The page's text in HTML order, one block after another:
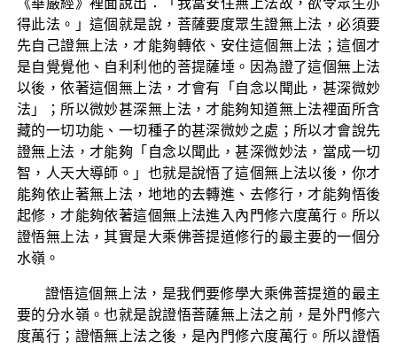
得此法。」這個就是說，菩薩要度眾生證無上法，必須要
先自己證無上法，才能夠轉依、安住這個無上法；這個才
是自覺覺他、自利利他的菩提薩埵。因為證了這個無上法
以後，依著這個無上法，才會有「自念以聞此，甚深微妙
法」；所以微妙甚深無上法，才能夠知道無上法裡面所含
藏的一切功能、一切種子的甚深微妙之處；所以才會說先
證無上法，才能夠「自念以聞此，甚深微妙法，當成一切
智，人天大導師。」也就是說悟了這個無上法以後，你才
能夠依止著無上法，地地的去轉進、去修行，才能夠悟後
起修，才能夠依著這個無上法進入內門修六度萬行。所以
證悟無上法，其實是大乘佛菩提道修行的最主要的一個分
水嶺。
證悟這個無上法，是我們要修學大乘佛菩提道的最主
要的分水嶺。也就是說證悟菩薩無上法之前，是外門修六
度萬行；證悟無上法之後，是內門修六度萬行。所以證悟